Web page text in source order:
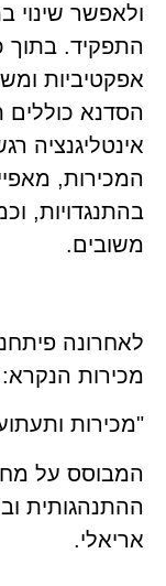
ולאפשר שינוי
התפקיד. בתוך
אפקטיביות
הסדנא כוללים
אינטליגנציה
המכירות,
בהתנגדויות,
משובים.
לאחרונה
מכירות הנקרא:
"מכירות
המבוסס על
ההתנהגותית
אריאלי.